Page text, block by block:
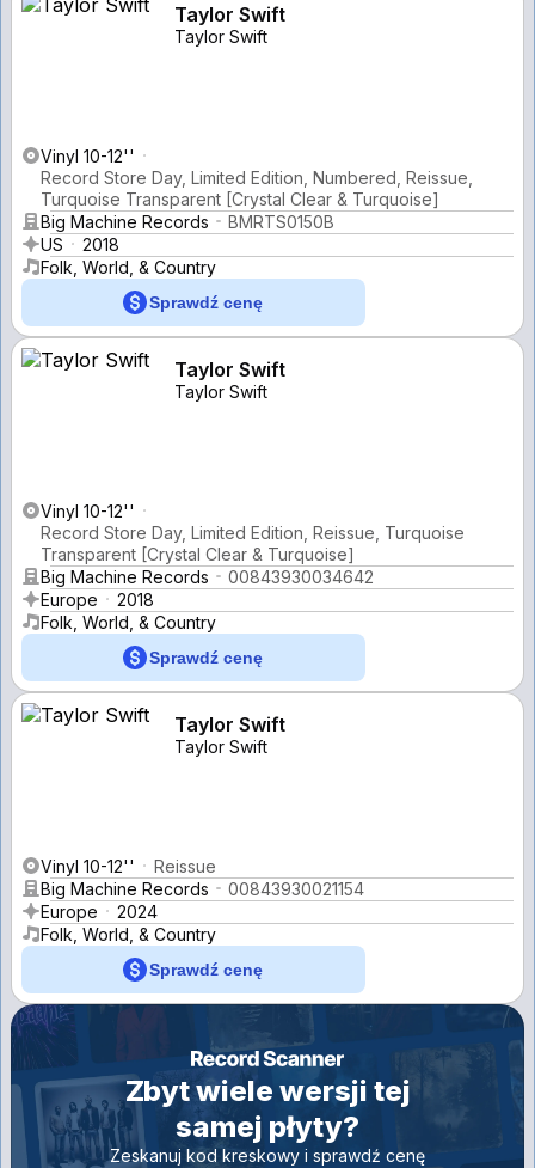
Taylor Swift
Taylor Swift
Vinyl 10-12''
Record Store Day, Limited Edition, Numbered, Reissue,
Turquoise Transparent [Crystal Clear & Turquoise]
Big Machine Records
BMRTS0150B
US
2018
Folk, World, & Country
Sprawdź cenę
Taylor Swift
Taylor Swift
Vinyl 10-12''
Record Store Day, Limited Edition, Reissue, Turquoise
Transparent [Crystal Clear & Turquoise]
Big Machine Records
00843930034642
Europe
2018
Folk, World, & Country
Sprawdź cenę
Taylor Swift
Taylor Swift
Vinyl 10-12''
Reissue
Big Machine Records
00843930021154
Europe
2024
Folk, World, & Country
Sprawdź cenę
Zbyt wiele wersji tej
samej płyty?
Zeskanuj kod kreskowy i sprawdź cenę